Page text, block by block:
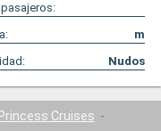
pasajeros:
m
Nudos
Princess Cruises